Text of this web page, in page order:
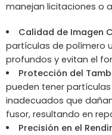
manejan licitaciones o
Calidad de Imagen
partículas de polímero
profundos y evitan el
Protección del
pueden tener
inadecuados que
fusor, resultando en
Precisión en el